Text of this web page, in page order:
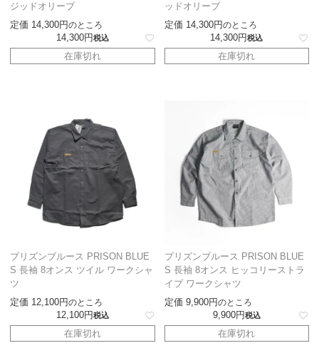
ジッドオリーブ
定価 14,300 のところ
14,300 税込
在庫切れ
ッドオリーブ
定価 14,300 のところ
14,300 税込
在庫切れ
プリズンブルース PRISON BLUE
S 長袖 8オンス ツイル ワークシャ
ツ
定価 12,100 のところ
12,100 税込
在庫切れ
プリズンブルース PRISON BLUE
S 長袖 8オンス ヒッコリーストラ
イプ ワークシャツ
定価 9,900 のところ
9,900 税込
在庫切れ